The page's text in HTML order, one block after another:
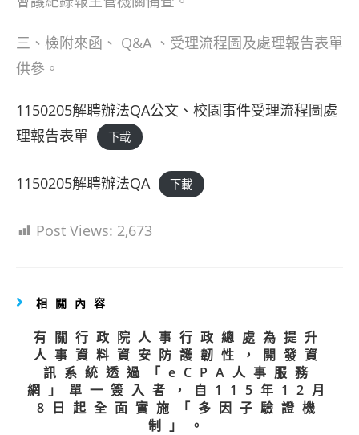
三、檢附來函、 Q&A 、受理流程圖及處理報告表單
供參。
1150205解聘辦法QA公文、校園事件受理流程圖處
理報告表單
下載
1150205解聘辦法QA 下載
Post Views: 2,673
相關內容
有關行政院人事行政總處為提升
人事資料資安防護韌性，開發資
訊系統透過「eCPA人事服務
網」單一簽入者，自115年12月
8日起全面實施「多因子驗證機
制」。